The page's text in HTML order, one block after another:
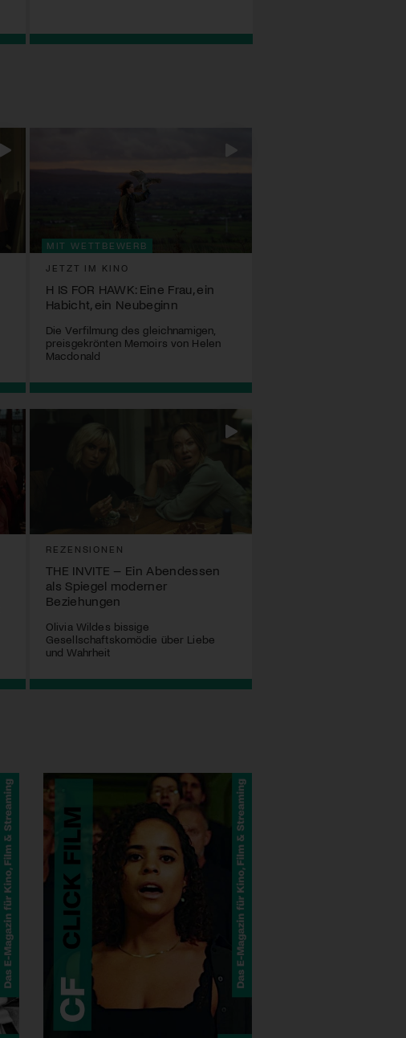
MIT WETTBEWERB
JETZT IM KINO
H IS FOR HAWK: Eine Frau, ein
Habicht, ein Neubeginn
Die Verfilmung des gleichnamigen,
preisgekrönten Memoirs von Helen
Macdonald
REZENSIONEN
THE INVITE – Ein Abendessen
als Spiegel moderner
Beziehungen
Olivia Wildes bissige
Gesellschaftskomödie über Liebe
und Wahrheit